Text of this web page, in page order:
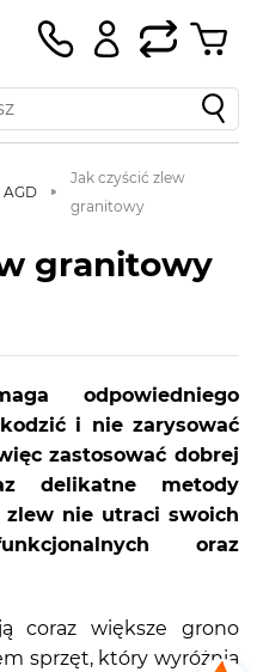
AGD
Jak czyścić zlew
granitowy
granitowy
odpowiedniego
i nie zarysować
zastosować dobrej
delikatne metody
zlew nie utraci swoich
oraz
coraz większe grono
sprzęt, który wyróżnia